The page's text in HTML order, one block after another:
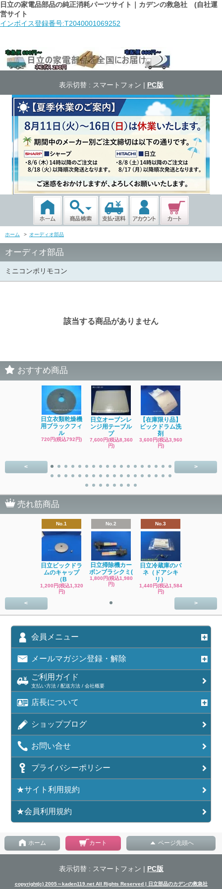
日立の家電品部品の純正消耗パーツサイト｜カデンの救急社 (自社運
営サイト
インボイス登録番号:T2040001069252
表示切替 : スマートフォン | PC版
ホーム > オーディオ部品
オーディオ部品
ミニコンポリモコン
該当する商品がありません
おすすめ商品
日立衣類乾燥機
用ブラックフィ
ル
720円(税込792円)
日立オーブンレ
ンジ用テーブル
プ
7,600円(税込8,360
円)
【在庫限り品】
ビックドラム洗
剤
3,600円(税込3,960
円)
< >
売れ筋商品
No.1
日立ビックドラ
ムのキャップ
（B
1,200円(税込1,320
円)
No.2
日立掃除機カー
ボンブラシクミ(
1,800円(税込1,980
円)
No.3
日立冷蔵庫のバ
ネ（ドアシキ
リ）
1,440円(税込1,584
円)
< >
会員メニュー
メールマガジン登録・解除
ご利用ガイド
支払い方法 / 配送方法 / 会社概要
店長について
ショップブログ
お問い合せ
プライバシーポリシー
★サイト利用規約
★会員利用規約
ホーム カート ページ先頭へ
表示切替 : スマートフォン | PC版
copyright(c) 2005～kaden119.net All Rights Reserved | 日立部品のカデンの救急社